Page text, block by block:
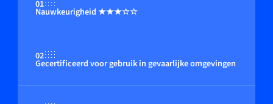
01
Nauwkeurigheid ★★★☆☆
02
Gecertificeerd voor gebruik in gevaarlijke omgevingen